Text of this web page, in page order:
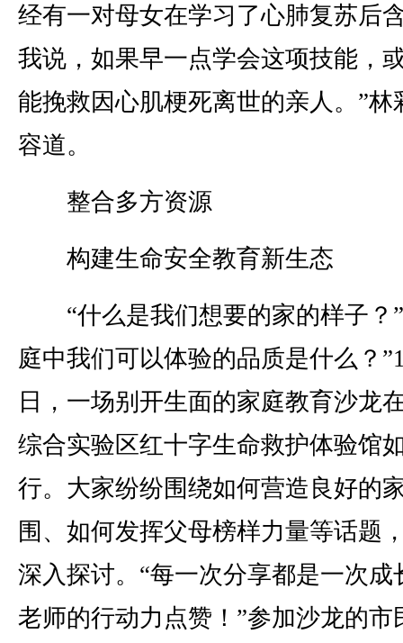
经有一对母女在学习了心肺复苏后
我说，如果早一点学会这项技能，
能挽救因心肌梗死离世的亲人。”林
容道。
整合多方资源
构建生命安全教育新生态
“什么是我们想要的家的样子？
庭中我们可以体验的品质是什么？
日，一场别开生面的家庭教育沙龙
综合实验区红十字生命救护体验馆
行。大家纷纷围绕如何营造良好的
围、如何发挥父母榜样力量等话题
深入探讨。“每一次分享都是一次成
老师的行动力点赞！”参加沙龙的市